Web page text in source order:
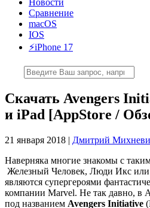
Новости
Сравнение
macOS
IOS
⚡️iPhone 17
Скачать Avengers
и iPad [AppStore /
21 января 2018 | Дмитрий
Наверняка многие знакомы с
Железный Человек, Люди Икс или
являются супергероями
компании Marvel. Не так давно, в
под названием Avengers Initiative